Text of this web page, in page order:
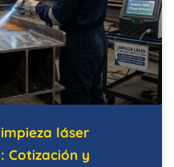
láser
Cotización y